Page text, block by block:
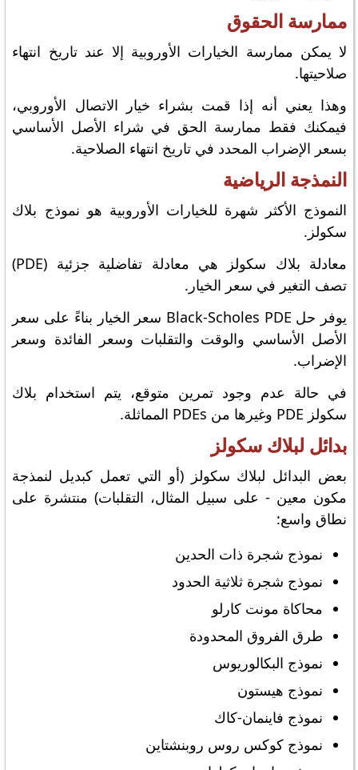
ممارسة الحقوق
لا يمكن ممارسة الخيارات الأوروبية إلا عند تاريخ انتهاء
صلاحيتها.
وهذا يعني أنه إذا قمت بشراء خيار الاتصال الأوروبي،
فيمكنك فقط ممارسة الحق في شراء الأصل الأساسي
بسعر الإضراب المحدد في تاريخ انتهاء الصلاحية.
النمذجة الرياضية
النموذج الأكثر شهرة للخيارات الأوروبية هو نموذج بلاك
سكولز.
معادلة بلاك سكولز هي معادلة تفاضلية جزئية (PDE)
تصف التغير في سعر الخيار.
يوفر حل Black-Scholes PDE سعر الخيار بناءً على سعر
الأصل الأساسي والوقت والتقلبات وسعر الفائدة وسعر
الإضراب.
في حالة عدم وجود تمرين متوقع، يتم استخدام بلاك
سكولز PDE وغيرها من PDEs المماثلة.
بدائل لبلاك سكولز
بعض البدائل لبلاك سكولز (أو التي تعمل كبديل لنمذجة
مكون معين - على سبيل المثال، التقلبات) منتشرة على
نطاق واسع:
نموذج شجرة ذات الحدين
نموذج شجرة ثلاثية الحدود
محاكاة مونت كارلو
طرق الفروق المحدودة
نموذج البكالوريوس
نموذج هيستون
نموذج فاينمان-كاك
نموذج كوكس روس روبنشتاين